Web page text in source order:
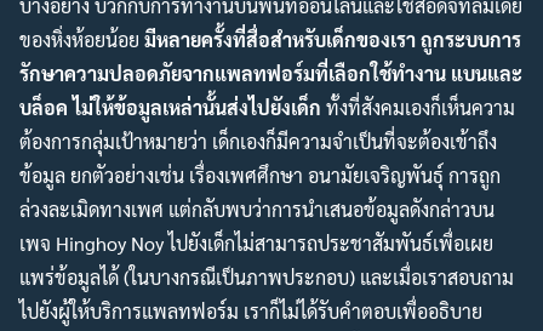
บางอย่าง บวกกับการทำงานบนพื้นที่ออนไลน์และใช้สื่อดิจิทัลมีเดีย
ของหิ่งห้อยน้อย มีหลายครั้งที่สื่อสำหรับเด็กของเรา ถูกระบบการ
รักษาความปลอดภัยจากแพลทฟอร์มที่เลือกใช้ทำงาน แบนและ
บล็อค ไม่ให้ข้อมูลเหล่านั้นส่งไปยังเด็ก ทั้งที่สังคมเองก็เห็นความ
ต้องการกลุ่มเป้าหมายว่า เด็กเองก็มีความจำเป็นที่จะต้องเข้าถึง
ข้อมูล ยกตัวอย่างเช่น เรื่องเพศศึกษา อนามัยเจริญพันธุ์ การถูก
ล่วงละเมิดทางเพศ แต่กลับพบว่าการนำเสนอข้อมูลดังกล่าวบน
เพจ Hinghoy Noy ไปยังเด็กไม่สามารถประชาสัมพันธ์เพื่อเผย
แพร่ข้อมูลได้ (ในบางกรณีเป็นภาพประกอบ) และเมื่อเราสอบถาม
ไปยังผู้ให้บริการแพลทฟอร์ม เราก็ไม่ได้รับคำตอบเพื่ออธิบาย